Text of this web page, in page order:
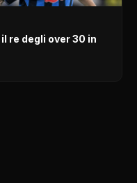
il re degli over 30 in